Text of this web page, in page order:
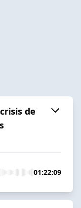
de
01:22:09